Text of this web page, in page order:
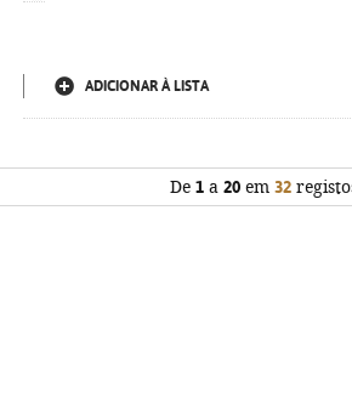
ADICIONAR À LISTA
De 1a 20em 32